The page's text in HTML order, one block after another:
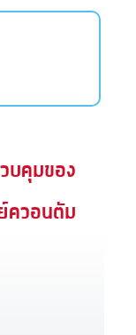
บคุมของ
ควอนตัม